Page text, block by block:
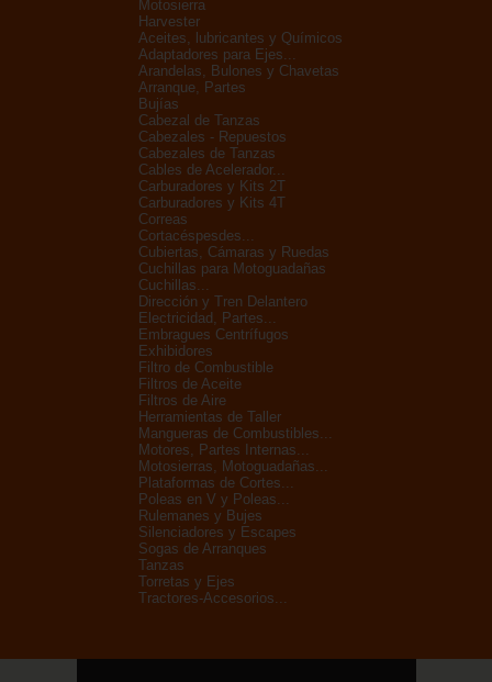
Motosierra
Harvester
Aceites, lubricantes y Químicos
Adaptadores para Ejes...
Arandelas, Bulones y Chavetas
Arranque, Partes
Bujías
Cabezal de Tanzas
Cabezales - Repuestos
Cabezales de Tanzas
Cables de Acelerador...
Carburadores y Kits 2T
Carburadores y Kits 4T
Correas
Cortacéspesdes...
Cubiertas, Cámaras y Ruedas
Cuchillas para Motoguadañas
Cuchillas...
Dirección y Tren Delantero
Electricidad, Partes...
Embragues Centrífugos
Exhibidores
Filtro de Combustible
Filtros de Aceite
Filtros de Aire
Herramientas de Taller
Mangueras de Combustibles...
Motores, Partes Internas...
Motosierras, Motoguadañas...
Plataformas de Cortes...
Poleas en V y Poleas...
Rulemanes y Bujes
Silenciadores y Escapes
Sogas de Arranques
Tanzas
Torretas y Ejes
Tractores-Accesorios...